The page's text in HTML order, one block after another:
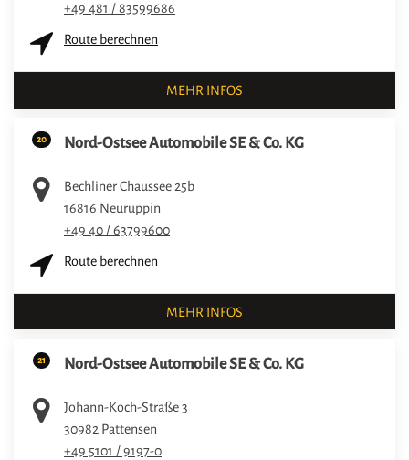
+49 481 / 83599686
Route berechnen
MEHR INFOS
20 Nord-Ostsee Automobile SE & Co. KG
Bechliner Chaussee 25b
16816 Neuruppin
+49 40 / 63799600
Route berechnen
MEHR INFOS
21 Nord-Ostsee Automobile SE & Co. KG
Johann-Koch-Straße 3
30982 Pattensen
+49 5101 / 9197-0